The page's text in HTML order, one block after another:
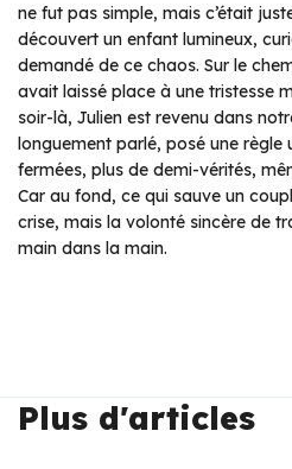
ne fut pas simple, mais c’était
découvert un enfant lumineux,
demandé de ce chaos. Sur le
avait laissé place à une tristesse
soir-là, Julien est revenu dans
longuement parlé, posé une règle
fermées, plus de demi-vérités,
Car au fond, ce qui sauve un
crise, mais la volonté sincère de
main dans la main.
Plus d'articles